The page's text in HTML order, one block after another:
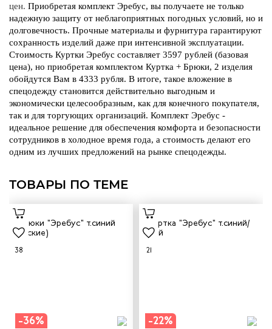
сред
услуг
и головные
цен. Приобретая комплект Эребус, вы получаете не только
надежную защиту от неблагоприятных погодных условий, но и
долговечность. Прочные материалы и фурнитура гарантируют
сохранность изделий даже при интенсивной эксплуатации.
Стоимость Куртки Эребус составляет 3597 рублей (базовая
цена), но приобретая комплектом Куртка + Брюки, 2 изделия
обойдутся Вам в 4333 рубля. В итоге, такое вложение в
спецодежду становится действительно выгодным и
экономически целесообразным, как для конечного покупателя,
так и для торгующих организаций. Комплект Эребус -
идеальное решение для обеспечения комфорта и безопасности
сотрудников в холодное время года, а стоимость делают его
одним из лучших предложений на рынке спецодежды.
ТОВАРЫ ПО ТЕМЕ
38
-36%
21
-22%